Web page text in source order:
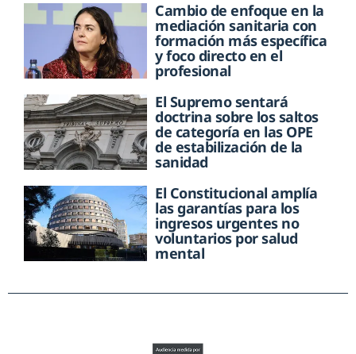
Cambio de enfoque en la
mediación sanitaria con
formación más específica
y foco directo en el
profesional
El Supremo sentará
doctrina sobre los saltos
de categoría en las OPE
de estabilización de la
sanidad
El Constitucional amplía
las garantías para los
ingresos urgentes no
voluntarios por salud
mental